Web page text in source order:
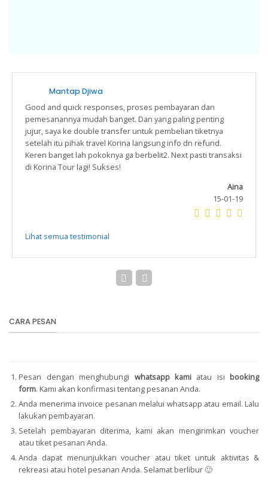
Mantap Djiwa
Good and quick responses, proses pembayaran dan
pemesanannya mudah banget. Dan yang paling penting
jujur, saya ke double transfer untuk pembelian tiketnya
setelah itu pihak travel Korina langsung info dn refund.
Keren banget lah pokoknya ga berbelit2. Next pasti transaksi
di Korina Tour lagi! Sukses!
Aina
15-01-19
Lihat semua testimonial
CARA PESAN
Pesan dengan menghubungi whatsapp kami atau isi booking
form. Kami akan konfirmasi tentang pesanan Anda.
Anda menerima invoice pesanan melalui whatsapp atau email. Lalu
lakukan pembayaran.
Setelah pembayaran diterima, kami akan mengirimkan voucher
atau tiket pesanan Anda.
Anda dapat menunjukkan voucher atau tiket untuk aktivitas &
rekreasi atau hotel pesanan Anda. Selamat berlibur 🙂